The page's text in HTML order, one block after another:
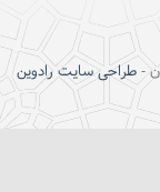
-طراحی سایت رادوین